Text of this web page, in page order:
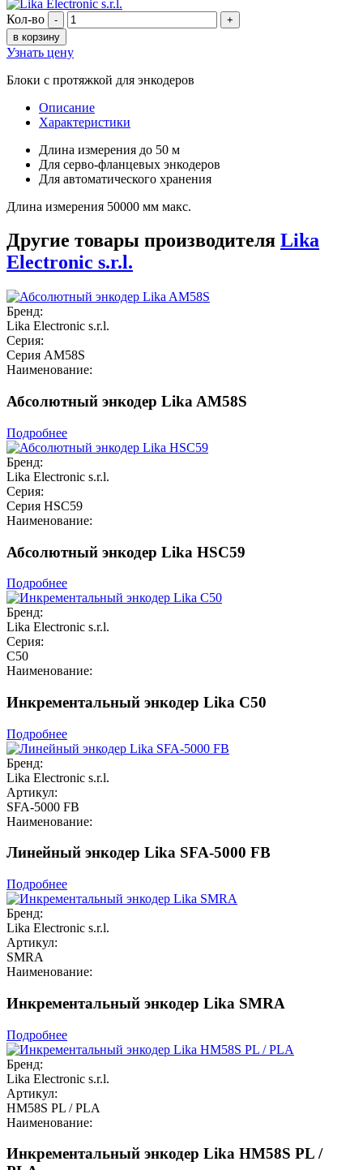
Кол-во -
+
в корзину
Узнать цену
Блоки с протяжкой для энкодеров
Описание
Характеристики
Длина измерения до 50 м
Для серво-фланцевых энкодеров
Для автоматического хранения
Длина измерения 50000 мм макс.
Другие товары производителя Lika
Electronic s.r.l.
Бренд:
Lika Electronic s.r.l.
Серия:
Серия AM58S
Наименование:
Абсолютный энкодер Lika AM58S
Подробнее
Бренд:
Lika Electronic s.r.l.
Серия:
Серия HSC59
Наименование:
Абсолютный энкодер Lika HSC59
Подробнее
Бренд:
Lika Electronic s.r.l.
Серия:
C50
Наименование:
Инкрементальный энкодер Lika C50
Подробнее
Бренд:
Lika Electronic s.r.l.
Артикул:
SFA-5000 FB
Наименование:
Линейный энкодер Lika SFA-5000 FB
Подробнее
Бренд:
Lika Electronic s.r.l.
Артикул:
SMRA
Наименование:
Инкрементальный энкодер Lika SMRA
Подробнее
Бренд:
Lika Electronic s.r.l.
Артикул:
HM58S PL / PLA
Наименование:
Инкрементальный энкодер Lika HM58S PL /